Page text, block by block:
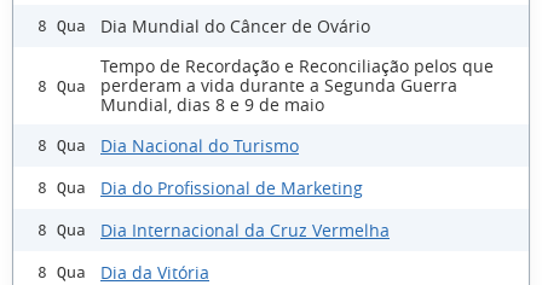
8 Qua Dia Mundial do Câncer de Ovário
8 Qua
Tempo de Recordação e Reconciliação pelos que
perderam a vida durante a Segunda Guerra
Mundial, dias 8 e 9 de maio
8 Qua Dia Nacional do Turismo
8 Qua Dia do Profissional de Marketing
8 Qua Dia Internacional da Cruz Vermelha
8 Qua Dia da Vitória